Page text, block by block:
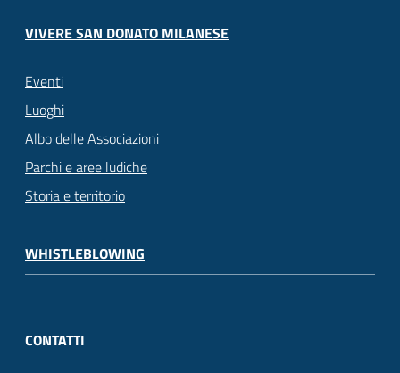
VIVERE SAN DONATO MILANESE
Eventi
Luoghi
Albo delle Associazioni
Parchi e aree ludiche
Storia e territorio
WHISTLEBLOWING
CONTATTI